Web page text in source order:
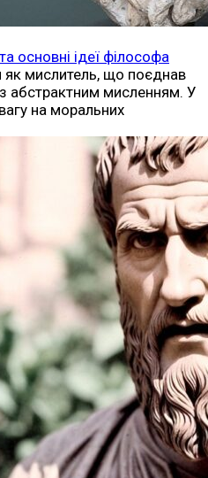
основні ідеї філософа
мислитель, що поєднав
абстрактним мисленням. У
на моральних